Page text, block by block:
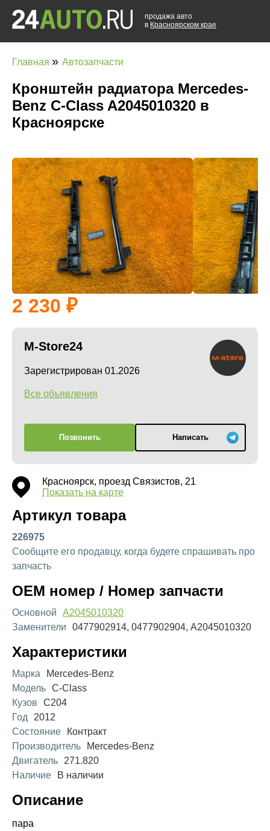
продажа авто
в Красноярском крае
Главная » Автозапчасти
Кронштейн радиатора Mercedes-
Benz C-Class A2045010320 в
Красноярске
2 230
M-Store24
Зарегистрирован 01.2026
Все объявления
Позвонить Написать
Красноярск, проезд Связистов, 21
Показать на карте
Артикул товара
226975
Сообщите его продавцу, когда будете спрашивать про
запчасть
OEM номер / Номер запчасти
Основной
A2045010320
Заменители
0477902914, 0477902904, A2045010320
Характеристики
Марка
Mercedes-Benz
Модель C-Class
Кузов
C204
Год
2012
Состояние
Контракт
Производитель
Mercedes-Benz
Двигатель
271.820
Наличие
В наличии
Описание
пара